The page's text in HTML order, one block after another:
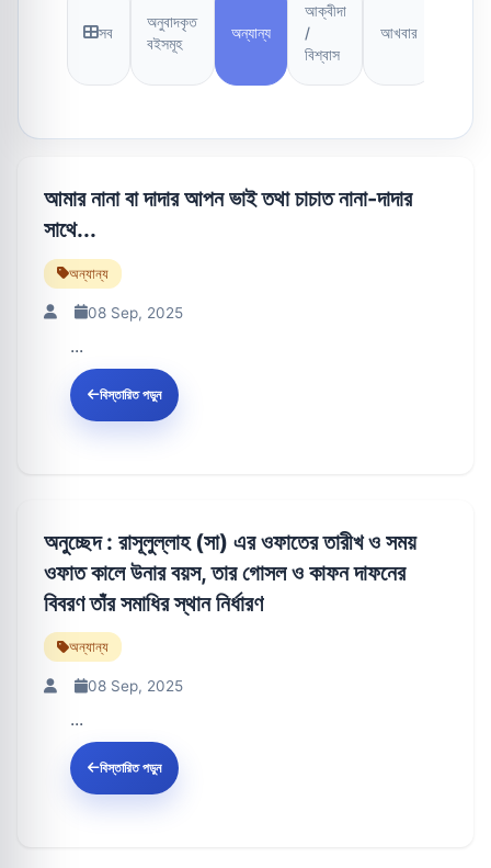
সব
অনুবাদকৃত
বইসমূহ
অন্যান্য
আক্বীদা
/
বিশ্বাস
আখবার
আমার নানা বা দাদার আপন ভাই তথা চাচাত নানা-দাদার
সাথে...
অন্যান্য
08 Sep, 2025
...
বিস্তারিত পড়ুন
অনুচ্ছেদ : রাসূলুল্লাহ (সা) এর ওফাতের তারীখ ও সময়
ওফাত কালে উনার বয়স, তার গোসল ও কাফন দাফনের
বিবরণ তাঁর সমাধির স্থান নির্ধারণ
অন্যান্য
08 Sep, 2025
...
বিস্তারিত পড়ুন